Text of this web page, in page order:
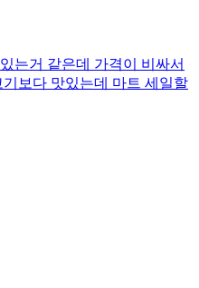
는거 같은데 가격이 비싸서
보다 맛있는데 마트 세일할